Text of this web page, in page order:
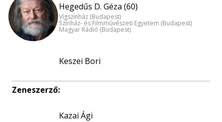
Hegedűs D. Géza (60)
Vígszínház (Budapest)
Színház- és Filmművészeti Egyetem (Budapest)
Magyar Rádió (Budapest)
Keszei Bori
Zeneszerző:
Kazai Ági